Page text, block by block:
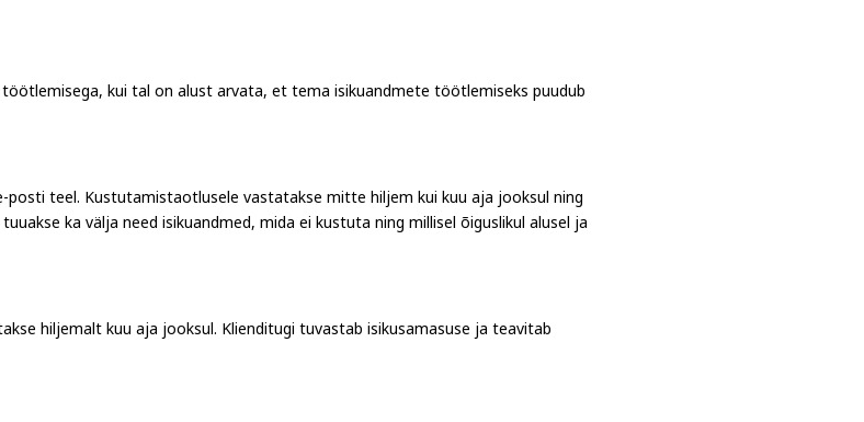
kui tal on alust arvata, et tema isikuandmete töötlemiseks puudub
teel. Kustutamistaotlusele vastatakse mitte hiljem kui kuu aja jooksul ning
ka välja need isikuandmed, mida ei kustuta ning millisel õiguslikul alusel ja
hiljemalt kuu aja jooksul. Klienditugi tuvastab isikusamasuse ja teavitab